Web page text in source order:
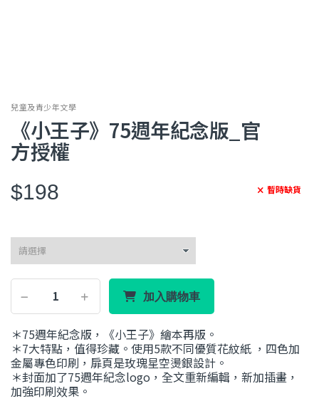
兒童及青少年文學
《小王子》75週年紀念版_官
方授權
暫時缺貨
$198
加入購物車
＊75週年紀念版，《小王子》繪本再版。
＊7大特點，值得珍藏。使用5款不同優質花紋紙 ，四色加
金屬專色印刷，扉頁是玫瑰星空燙銀設計。
＊封面加了75週年紀念logo，全文重新編輯，新加插畫，
加強印刷效果。